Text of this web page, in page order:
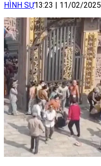
HÌNH SỰ13:23 | 11/02/2025